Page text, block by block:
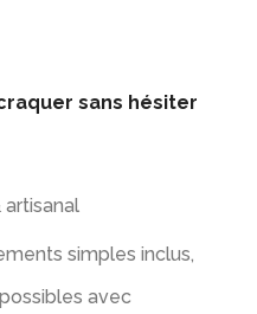
sans hésiter
artisanal
simples inclus,
avec